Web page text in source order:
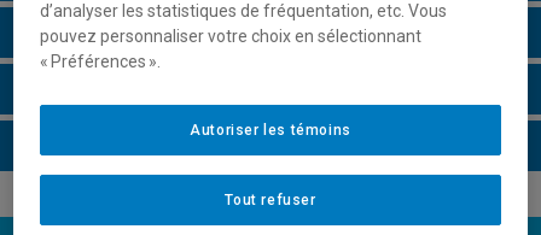
Horaire - Été 2026
d’analyser les statistiques de fréquentation, etc. Vous
pouvez personnaliser votre choix en sélectionnant
« Préférences ».
Tout refuser
Autoriser les témoins